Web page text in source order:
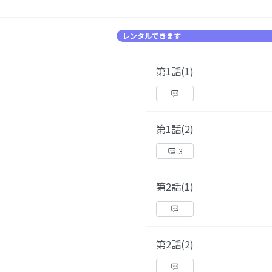
レンタルできます
第1話(1)
第1話(2)
3
第2話(1)
第2話(2)